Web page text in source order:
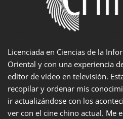
Licenciada en Ciencias de la
Oriental y con una experiencia
editor de vídeo en televisión.
recopilar y ordenar mis
ir actualizándose con los
ver con el cine chino actual. Me